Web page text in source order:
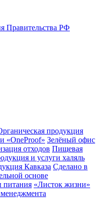
Правительства РФ
продукция
«OneProof» Зелёный офис
отходов Пищевая
и услуги халяль
Кавказа Сделано в
основе
питания «Листок жизни»